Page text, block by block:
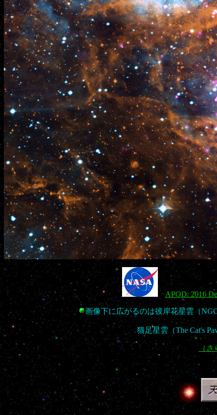
APOD: 2016
画像下に広がるのは彼岸花星雲（
猫足星雲（The Cat's
（